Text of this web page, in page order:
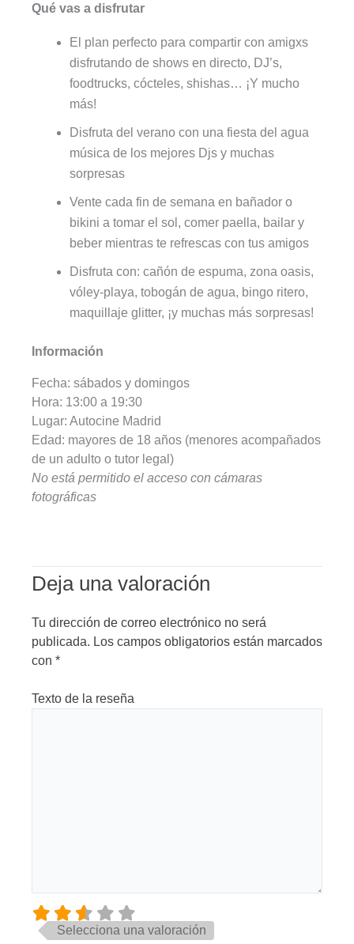
Qué vas a disfrutar
El plan perfecto para compartir con amigxs
disfrutando de shows en directo, DJ’s,
foodtrucks, cócteles, shishas… ¡Y mucho
más!
Disfruta del verano con una fiesta del agua
música de los mejores Djs y muchas
sorpresas
Vente cada fin de semana en bañador o
bikini a tomar el sol, comer paella, bailar y
beber mientras te refrescas con tus amigos
Disfruta con: cañón de espuma, zona oasis,
vóley-playa, tobogán de agua, bingo ritero,
maquillaje glitter, ¡y muchas más sorpresas!
Información
Fecha: sábados y domingos
Hora: 13:00 a 19:30
Lugar: Autocine Madrid
Edad: mayores de 18 años (menores acompañados
de un adulto o tutor legal)
No está permitido el acceso con cámaras
fotográficas
Deja una valoración
Tu dirección de correo electrónico no será
publicada. Los campos obligatorios están marcados
con *
Texto de la reseña
Selecciona una valoración